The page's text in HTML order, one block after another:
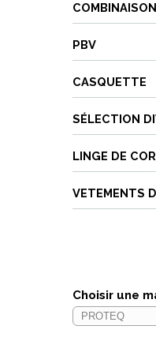
PBV
CASQUETTE
SÉLECTION
LINGE DE
VETEMENTS
Choisir une